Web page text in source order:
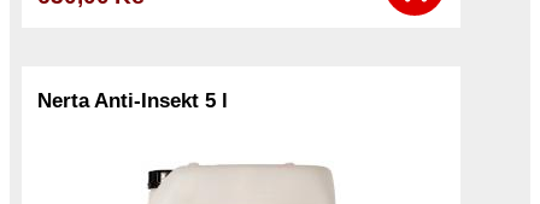
Nerta Anti-Insekt 5 l